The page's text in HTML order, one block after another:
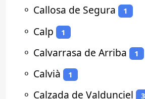
⚬ Callosa de Segura 1
⚬ Calp 1
⚬ Calvarrasa de Arriba 1
⚬ Calvià 1
⚬ Calzada de Valdunciel 3